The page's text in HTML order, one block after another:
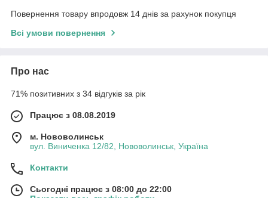
Повернення товару впродовж 14 днів за рахунок покупця
Всі умови повернення
Про нас
71% позитивних з 34 відгуків за рік
Працює з 08.08.2019
м. Нововолинськ
вул. Виниченка 12/82, Нововолинськ, Україна
Контакти
Сьогодні працює з 08:00 до 22:00